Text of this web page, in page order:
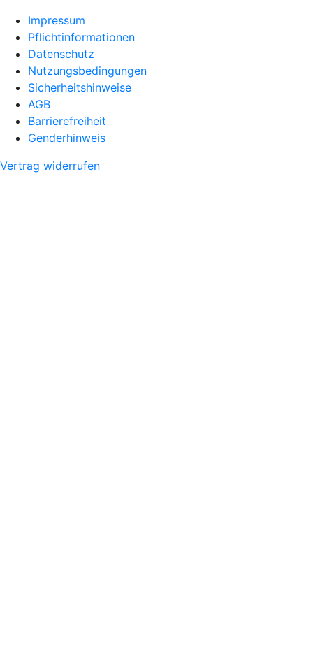
Impressum
Pflichtinformationen
Datenschutz
Nutzungsbedingungen
Sicherheitshinweise
AGB
Barrierefreiheit
Genderhinweis
Vertrag widerrufen